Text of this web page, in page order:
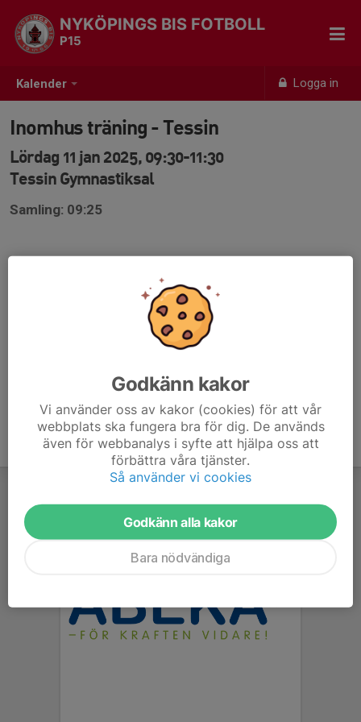
Kalender Logga in
NYKÖPINGS BIS FOTBOLL
P15
Inomhus träning - Tessin
Lördag 11 jan 2025, 09:30-11:30
Tessin Gymnastiksal
Samling: 09:25
Godkänn kakor
Vi använder oss av kakor (cookies) för att vår
webbplats ska fungera bra för dig. De används
även för webbanalys i syfte att hjälpa oss att
förbättra våra tjänster.
Så använder vi cookies
Godkänn alla kakor
Bara nödvändiga